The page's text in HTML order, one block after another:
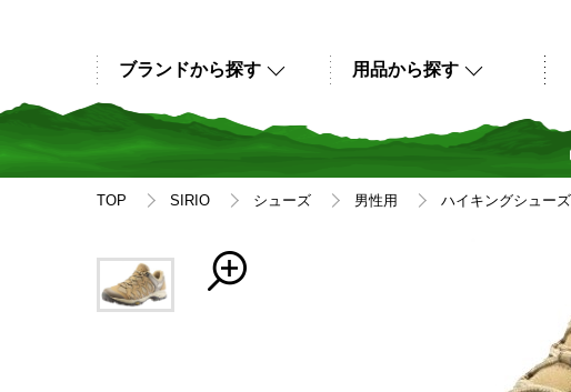
用品から探す
ブランドから探す
TOP SIRIO シューズ 男性用 ハイキングシューズ